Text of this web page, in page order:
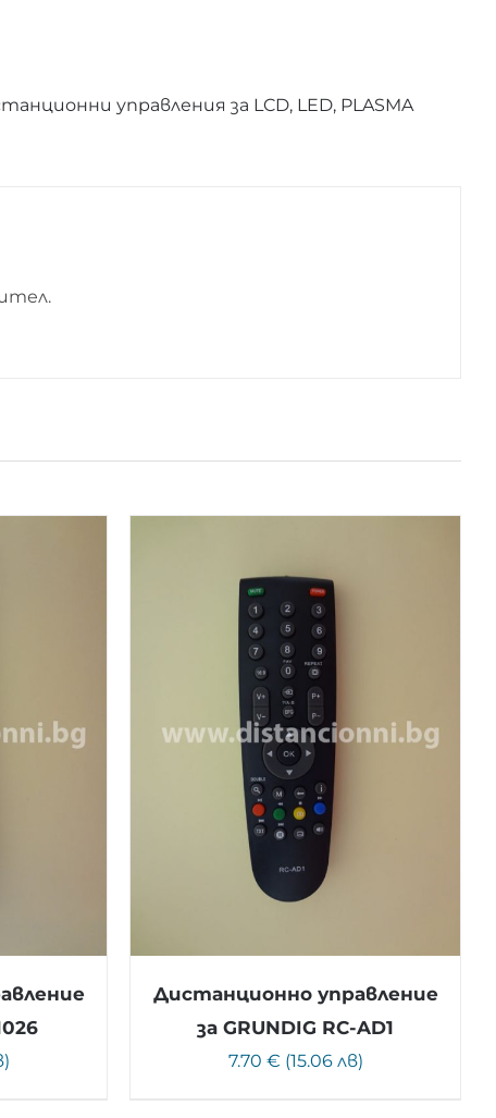
управления за LCD, LED, PLASMA
Дистанционно управление
за GRUNDIG RC-AD1
7.70 € (15.06 лв)